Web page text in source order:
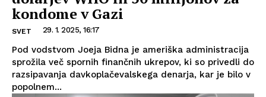
kondome v Gazi
SVET 29. 1. 2025, 16:17
Pod vodstvom Joeja Bidna je ameriška administracija
sprožila več spornih finančnih ukrepov, ki so privedli do
razsipavanja davkoplačevalskega denarja, kar je bilo v
popolnem...